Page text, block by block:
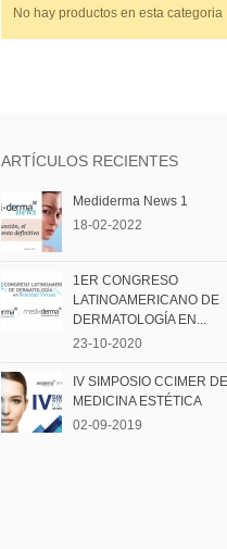
No hay productos en esta categoria
ARTÍCULOS RECIENTES
Mediderma News 1
18-02-2022
1ER CONGRESO
LATINOAMERICANO DE
DERMATOLOGÍA EN...
23-10-2020
IV SIMPOSIO CCIMER DE
MEDICINA ESTÉTICA
02-09-2019